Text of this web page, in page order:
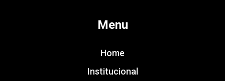
Menu
Home
Institucional